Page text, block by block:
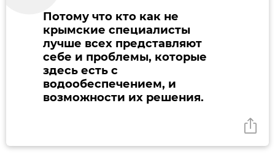
Потому что кто как не
крымские специалисты
лучше всех представляют
себе и проблемы, которые
здесь есть с
водообеспечением, и
возможности их решения.